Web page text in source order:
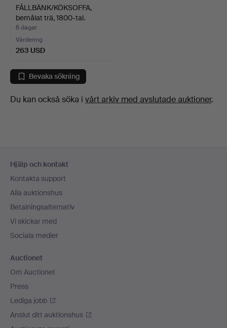
FÅLLBÄNK/KÖKSOFFA,
bemålat trä, 1800-tal.
6 dagar
Värdering
263 USD
Bevaka sökning
Du kan också söka i vårt arkiv med avslutade auktioner.
Hjälp och kontakt
Kontakta support
Alla auktionshus
Betalningsalternativ
Vi skickar med
Sociala medier
Auctionet
Om Auctionet
Press
Lediga jobb
Anslut ditt auktionshus